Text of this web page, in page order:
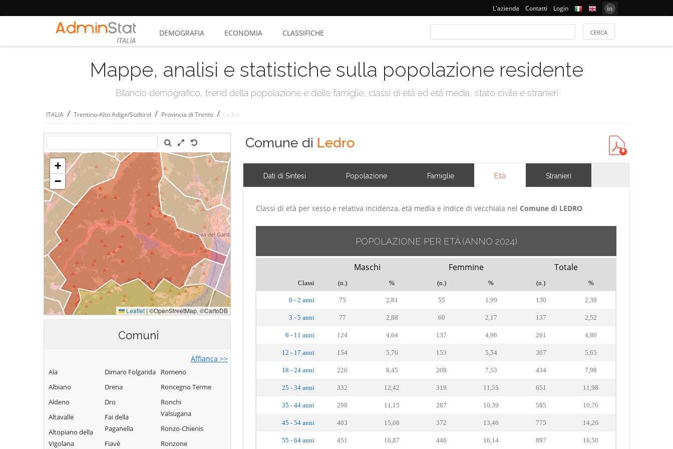
L'azienda Contatti Login
ITALIA
DEMOGRAFIA ECONOMIA CLASSIFICHE
Mappe, analisi e statistiche sulla popolazione residente
Bilancio demografico, trend della popolazione e delle famiglie, classi di età ed età media, stato civile e stranieri
ITALIA / Trentino-Alto Adige/Südtirol / Provincia di Trento / Ledro
Comuni
Affianca >>
Ala
Albiano
Aldeno
Altavalle
Altopiano della
Vigolana
Dimaro Folgarida
Drena
Dro
Fai della
Paganella
Fiavè
Romeno
Roncegno Terme
Ronchi
Valsugana
Ronzo-Chienis
Ronzone
Comune di Ledro
Dati di Sintesi Popolazione Famiglie Età Stranieri
Classi di età per sesso e relativa incidenza, età media e indice di vecchiaia nel Comune di LEDRO
POPOLAZIONE PER ETÀ (ANNO 2024)
Maschi Femmine Totale
Classi (n.) % (n.) % (n.) %
0 - 2 anni 75 2,81 55 1,99 130 2,39
3 - 5 anni 77 2,88 60 2,17 137 2,52
6 - 11 anni 124 4,64 137 4,96 261 4,80
12 - 17 anni 154 5,76 153 5,54 307 5,65
18 - 24 anni 226 8,45 208 7,53 434 7,98
25 - 34 anni 332 12,42 319 11,55 651 11,98
35 - 44 anni 298 11,15 287 10,39 585 10,76
45 - 54 anni 403 15,08 372 13,46 775 14,26
55 - 64 anni 451 16,87 446 16,14 897 16,50